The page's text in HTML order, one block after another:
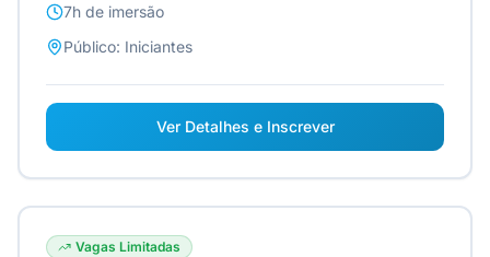
7h de imersão
Público: Iniciantes
Ver Detalhes e Inscrever
Vagas Limitadas